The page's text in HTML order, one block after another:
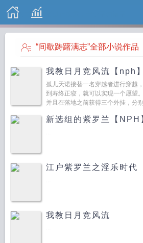
“间歇踌躇满志”全部小说作品
我教日月竞风流【nph】
孤儿天诺接替一名穿越者进行穿越
到寿终正寝，就可以实现一个愿望
并且在落地之前获得三个外挂，分
新选组的紫罗兰【NPH
...
江户紫罗兰之淫乐时代
...
我教日月竞风流
...